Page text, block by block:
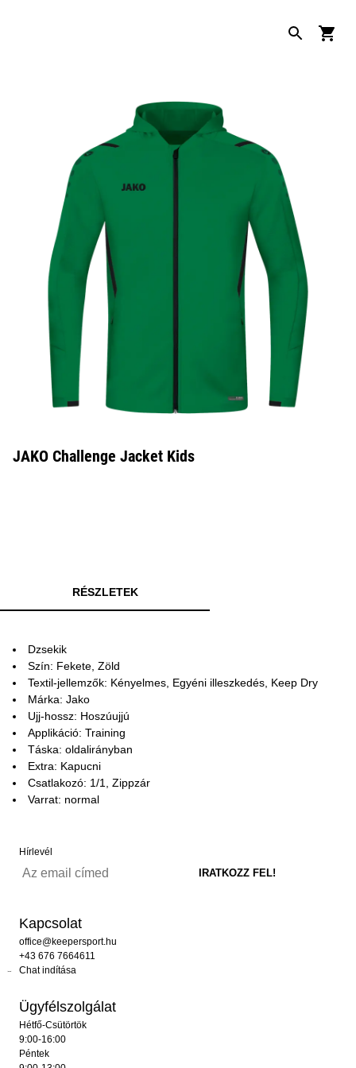
JAKO Challenge Jacket Kids
RÉSZLETEK
Dzsekik
Szín: Fekete, Zöld
Textil-jellemzők: Kényelmes, Egyéni illeszkedés, Keep Dry
Márka: Jako
Ujj-hossz: Hoszúujjú
Applikáció: Training
Táska: oldalirányban
Extra: Kapucni
Csatlakozó: 1/1, Zippzár
Varrat: normal
Hírlevél
Kapcsolat
office@keepersport.hu
+43 676 7664611
Chat indítása
Ügyfélszolgálat
Hétfő-Csütörtök
9:00-16:00
Péntek